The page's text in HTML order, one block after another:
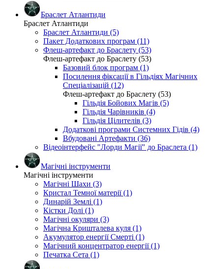
Браслет Атлантиди
Браслет Атлантиди
Браслет Атлантиди (5)
Пакет Додаткових програм (11)
Флеш-артефакт до Браслету (53)
Флеш-артефакт до Браслету (53)
Базовий блок програм (1)
Посилення фіксації в Гільдіях Магічних
Спеціалізацій (12)
Флеш-артефакт до Браслету (53)
Гільдія Бойових Магів (5)
Гільдія Чарівників (4)
Гільдія Цілителів (3)
Додаткові програми Системних Гідів (4)
Вбудовані Артефакти (36)
Відеоінтерфейс "Лорди Магії" до Браслета (1)
Магічні інструменти
Магічні інструменти
Магічні Шахи (3)
Кристал Темної матерії (1)
Динарій Землі (1)
Кістки Долі (1)
Магічні окуляри (3)
Магічна Кришталева куля (1)
Акумулятор енергії Смерті (1)
Магічний концентратор енергії (1)
Печатка Сета (1)